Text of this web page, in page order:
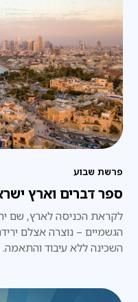
פרשת שבוע
ספר דברים וארץ
לקראת הכניסה לארץ, שם
הגשמיים – נוצרה אצלם
השכינה ללא עיבוד והתאמה.